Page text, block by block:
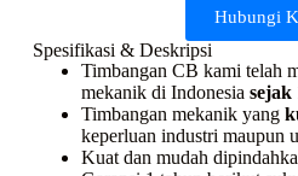
Hubungi
Spesifikasi & Deskripsi
Timbangan CB kami telah
mekanik di Indonesia sejak
Timbangan mekanik yang
keperluan industri maupun
Kuat dan mudah